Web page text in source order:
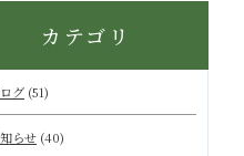
カテゴリ
グ (51)
らせ (40)